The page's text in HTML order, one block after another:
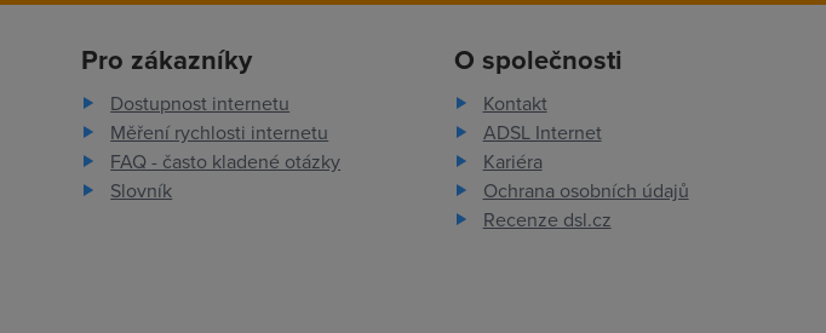
Pro zákazníky
Dostupnost internetu
Měření rychlosti internetu
FAQ - často kladené otázky
Slovník
O společnosti
Kontakt
ADSL Internet
Kariéra
Ochrana osobních údajů
Recenze dsl.cz